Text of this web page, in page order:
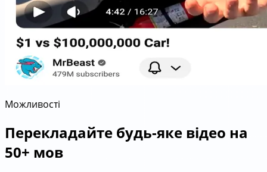
Можливості
Перекладайте будь-яке відео на
50+ мов